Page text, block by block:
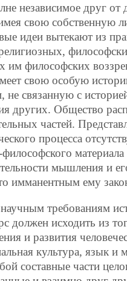
независимое друг от
свою собственную
идеи вытекают из
им философских
свою особую
не связанную с
других. Общество
частей.
процесса
материала
мышления и
имманентным ему
требованиям
должен исходить из
и развития
культура, язык и
составные части